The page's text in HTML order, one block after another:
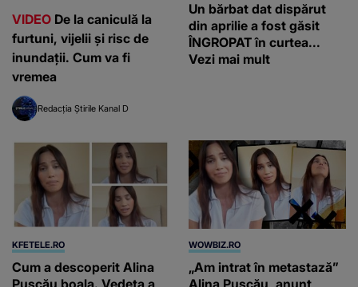
VIDEO De la caniculă la
furtuni, vijelii și risc de
inundații. Cum va fi
vremea
Redacția Știrile Kanal D
Un bărbat dat dispărut
din aprilie a fost găsit
ÎNGROPAT în curtea...
Vezi mai mult
KFETELE.RO
Cum a descoperit Alina
WOWBIZ.RO
„Am intrat în metastază”